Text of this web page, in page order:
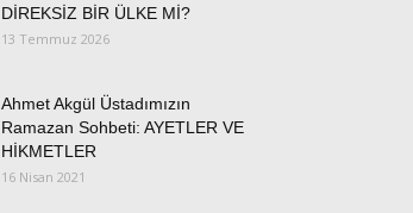
DİREKSİZ BİR ÜLKE Mİ?
13 Temmuz 2026
Ahmet Akgül Üstadımızın
Ramazan Sohbeti: AYETLER VE
HİKMETLER
16 Nisan 2021